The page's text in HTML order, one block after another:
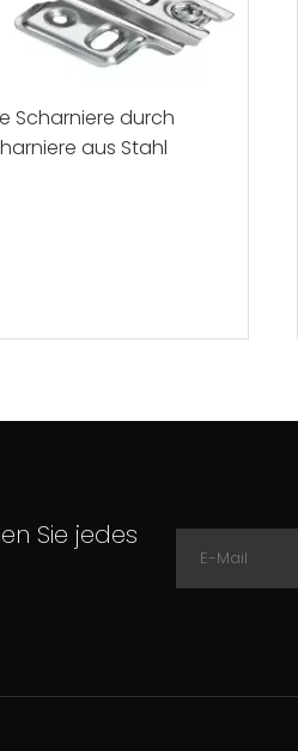
Scharniere durch
aus Stahl
Sie jedes